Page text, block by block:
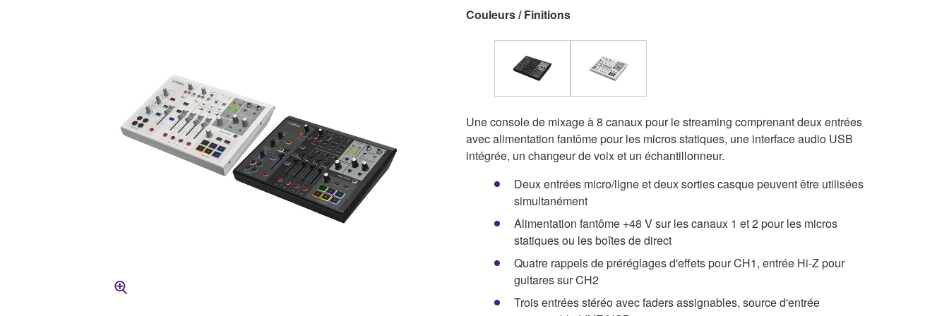
Couleurs / Finitions
Une console de mixage à 8 canaux pour le streaming comprenant deux entrées
avec alimentation fantôme pour les micros statiques, une interface audio USB
intégrée, un changeur de voix et un échantillonneur.
Deux entrées micro/ligne et deux sorties casque peuvent être utilisées
simultanément
Alimentation fantôme +48 V sur les canaux 1 et 2 pour les micros
statiques ou les boîtes de direct
Quatre rappels de préréglages d'effets pour CH1, entrée Hi-Z pour
guitares sur CH2
Trois entrées stéréo avec faders assignables, source d'entrée